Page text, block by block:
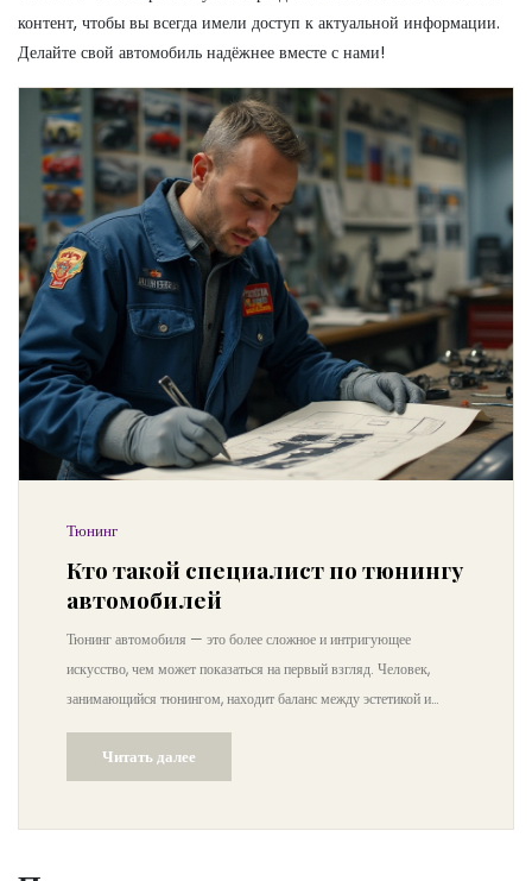
контент, чтобы вы всегда имели доступ к актуальной информации.
Делайте свой автомобиль надёжнее вместе с нами!
Тюнинг
Кто такой специалист по тюнингу
автомобилей
Тюнинг автомобиля — это более сложное и интригующее
искусство, чем может показаться на первый взгляд. Человек,
занимающийся тюнингом, находит баланс между эстетикой и
функциональностью, улучшая внешний вид и характеристики
машины. Большое значение имеет не только знание технических
деталей, но и творческий подход. В статье обсуждаются основные
Читать далее